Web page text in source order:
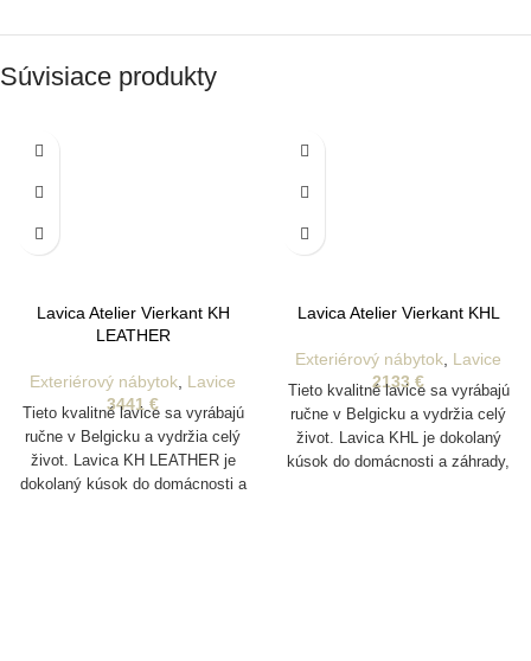
Súvisiace produkty
Lavica Atelier Vierkant KH
LEATHER
Exteriérový nábytok, Lavice
3441 €
Tieto kvalitné lavice sa vyrábajú
ručne v Belgicku a vydržia celý
život. Lavica KH LEATHER je
dokolaný kúsok do domácnosti a
Lavica Atelier Vierkant KHL
Exteriérový nábytok, Lavice
2133 €
Tieto kvalitné lavice sa vyrábajú
ručne v Belgicku a vydržia celý
život. Lavica KHL je dokolaný
kúsok do domácnosti a záhrady,